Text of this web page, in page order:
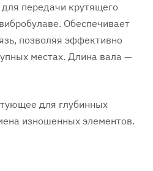
передачи крутящего
Обеспечивает
позволяя эффективно
местах. Длина вала —
для глубинных
изношенных элементов.